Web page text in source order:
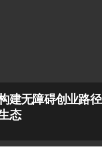
建无障碍创业路径
态